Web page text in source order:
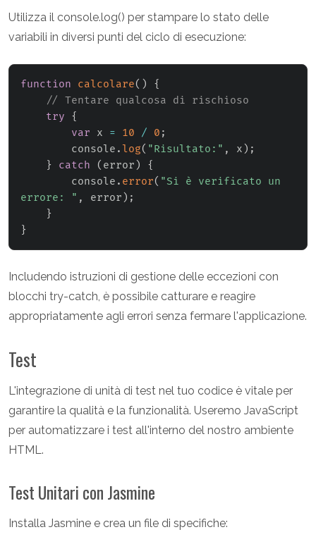
Utilizza il console.log() per stampare lo stato delle
variabili in diversi punti del ciclo di esecuzione:
function calcolare( )
{
// Tentare qualcosa di rischioso
try
{
var x = 10 / 0 ;
        console
. log( "Risultato:" , x ) ;
}
catch ( error )
{
        console
. error( "Si è verificato un
errore: " , error ) ;
}
}
Includendo istruzioni di gestione delle eccezioni con
blocchi try-catch, è possibile catturare e reagire
appropriatamente agli errori senza fermare l'applicazione.
Test
L'integrazione di unità di test nel tuo codice è vitale per
garantire la qualità e la funzionalità. Useremo JavaScript
per automatizzare i test all'interno del nostro ambiente
HTML.
Test Unitari con Jasmine
Installa Jasmine e crea un file di specifiche: